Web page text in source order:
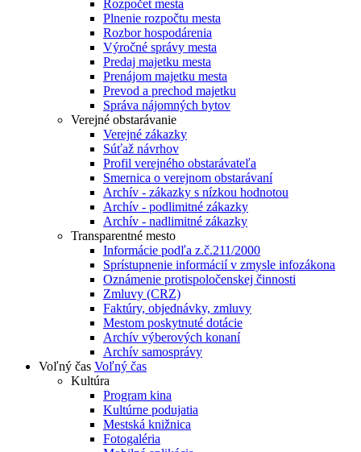
Rozpočet mesta
Plnenie rozpočtu mesta
Rozbor hospodárenia
Výročné správy mesta
Predaj majetku mesta
Prenájom majetku mesta
Prevod a prechod majetku
Správa nájomných bytov
Verejné obstarávanie
Verejné zákazky
Súťaž návrhov
Profil verejného obstarávateľa
Smernica o verejnom obstarávaní
Archív - zákazky s nízkou hodnotou
Archív - podlimitné zákazky
Archív - nadlimitné zákazky
Transparentné mesto
Informácie podľa z.č.211/2000
Sprístupnenie informácií v zmysle infozákona
Oznámenie protispoločenskej činnosti
Zmluvy (CRZ)
Faktúry, objednávky, zmluvy
Mestom poskytnuté dotácie
Archív výberových konaní
Archív samosprávy
Voľný čas Voľný čas
Kultúra
Program kina
Kultúrne podujatia
Mestská knižnica
Fotogaléria